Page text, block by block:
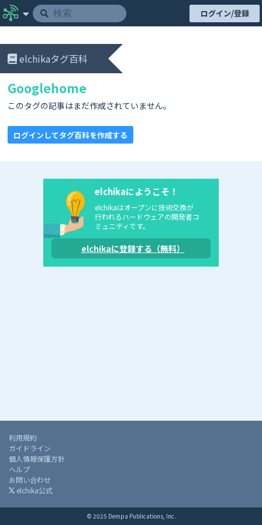
ログイン/登録
elchikaタグ百科
Googlehome
このタグの記事はまだ作成されていません。
ログインしてタグ百科を作成する
elchikaにようこそ！
elchikaはオープンに技術交換が
行われるハードウェアの開発者コ
ミュニティです。
elchikaに登録する（無料）
利用規約
ガイドライン
個人情報保護方針
ヘルプ
お問い合わせ
elchika公式
© 2025 Dempa Publications, Inc.